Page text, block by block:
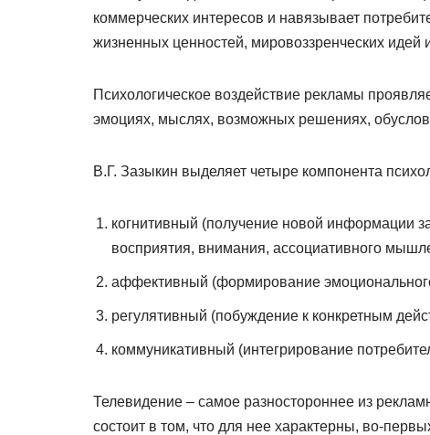
коммерческих интересов и навязывает
жизненных ценностей, мировоззренческих идей
Психологическое воздействие рекламы
эмоциях, мыслях, возможных решениях,
В.Г. Зазыкин выделяет четыре компонента
когнитивный (получение новой информации
восприятия, внимания, ассоциативного
аффективный (формирование
регулятивный (побуждение к конкретным
коммуникативный (интегрирование
Телевидение – самое разностороннее из
состоит в том, что для нее характерны, во-